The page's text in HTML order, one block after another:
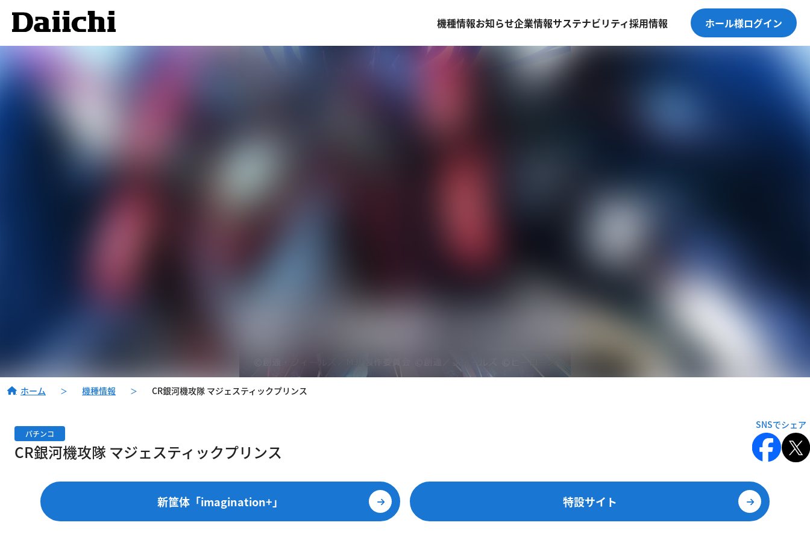
機種情報お知らせ企業情報サステナビリティ採用情報 ホール様ログイン
ホーム ＞ 機種情報 ＞ CR銀河機攻隊 マジェスティックプリンス
パチンコ
CR銀河機攻隊 マジェスティックプリンス
新筐体「imagination+」 特設サイト